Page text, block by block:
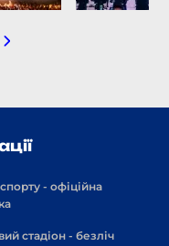
- офіційна
стадіон - безліч